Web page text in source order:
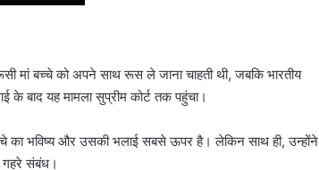
मां बच्चे को अपने साथ रूस ले जाना चाहती थी, जबकि भारतीय
के बाद यह मामला सुप्रीम कोर्ट तक पहुंचा।
का भविष्य और उसकी भलाई सबसे ऊपर है। लेकिन साथ ही, उन्होंने
गहरे संबंध।